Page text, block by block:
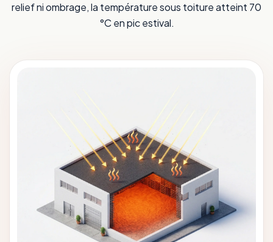
relief ni ombrage, la température sous toiture atteint 70
°C en pic estival.